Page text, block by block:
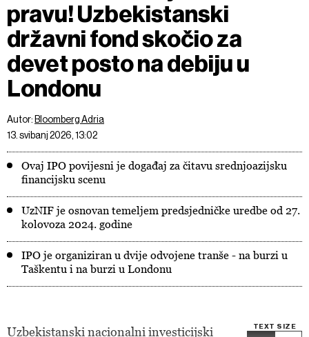
pravu! Uzbekistanski
državni fond skočio za
devet posto na debiju u
Londonu
Autor: Bloomberg Adria
13. svibanj 2026, 13:02
Ovaj IPO povijesni je događaj za čitavu srednjoazijsku
financijsku scenu
UzNIF je osnovan temeljem predsjedničke uredbe od 27.
kolovoza 2024. godine
IPO je organiziran u dvije odvojene tranše - na burzi u
Taškentu i na burzi u Londonu
TEXT SIZE
Uzbekistanski nacionalni investicijski